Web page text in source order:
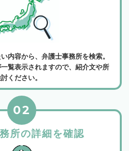
内容から、弁護士事務所を検索。
覧表示されますので、紹介文や所
ください。
所の詳細を確認
02